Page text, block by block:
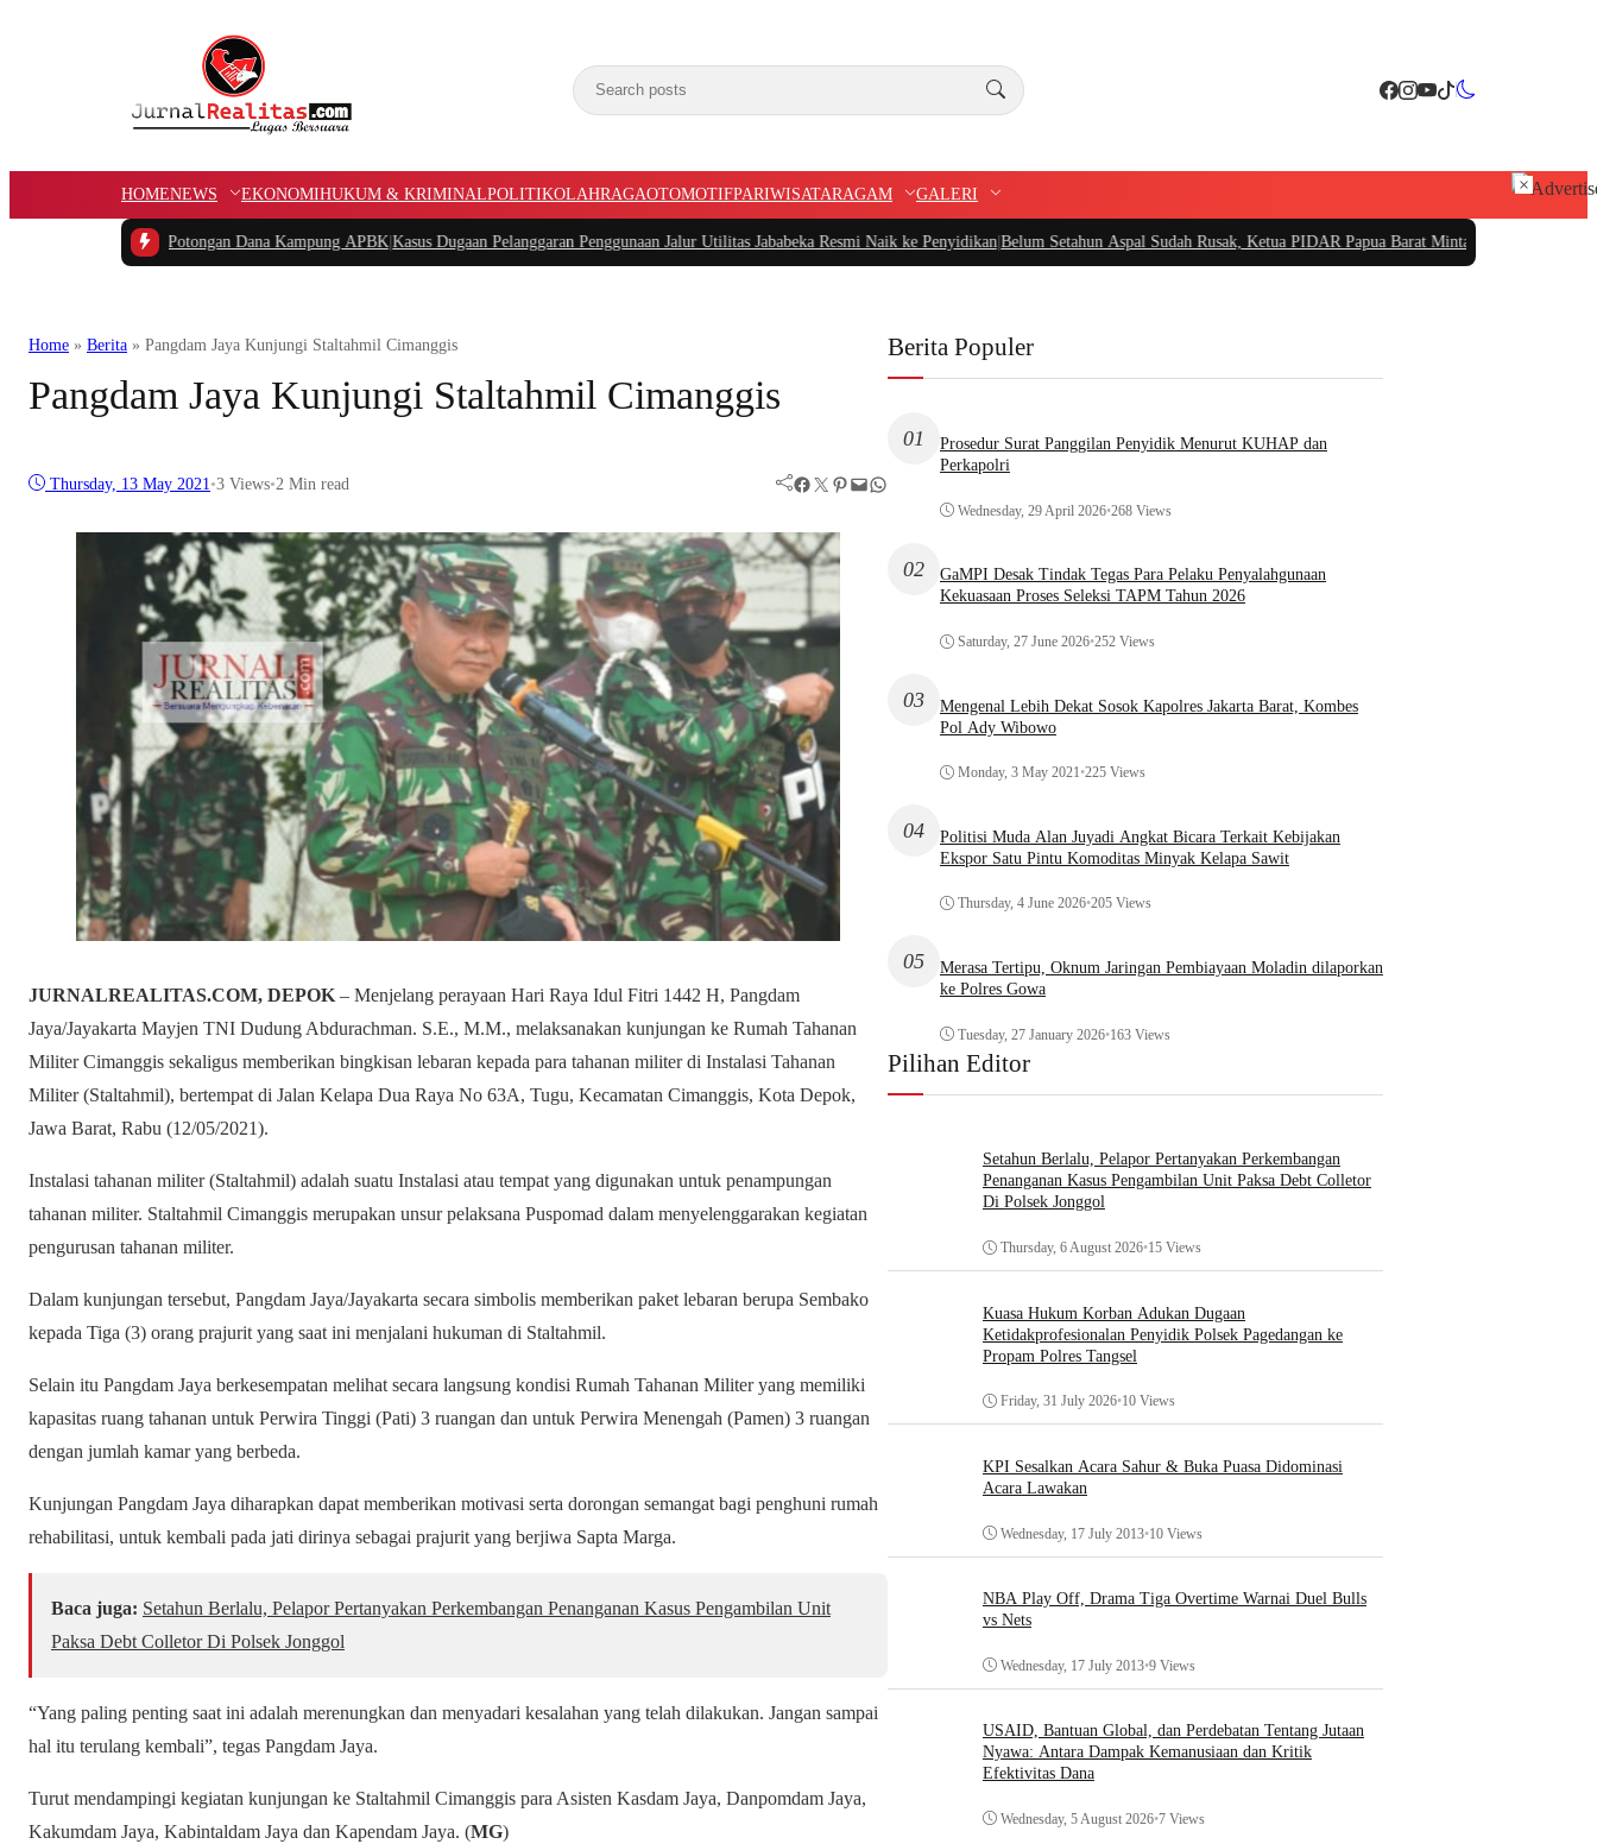
HOMENEWS EKONOMIHUKUM & KRIMINALPOLITIKOLAHRAGAOTOMOTIFPARIWISATARAGAM GALERI
Potongan Dana Kampung APBK|Kasus Dugaan Pelanggaran Penggunaan Jalur Utilitas Jababeka Resmi Naik ke Penyidikan|Belum Setahun Aspal Sudah Rusak, Ketua PIDAR Papua Barat Minta Kajati Papua Periksa PT. Fajar
Home » Berita » Pangdam Jaya Kunjungi Staltahmil Cimanggis
Pangdam Jaya Kunjungi Staltahmil Cimanggis
Thursday, 13 May 2021 •3 Views•2 Min read Facebook Twitter Pinterest Mail WhatsApp
JURNALREALITAS.COM, DEPOK – Menjelang perayaan Hari Raya Idul Fitri 1442 H, Pangdam
Jaya/Jayakarta Mayjen TNI Dudung Abdurachman. S.E., M.M., melaksanakan kunjungan ke Rumah Tahanan
Militer Cimanggis sekaligus memberikan bingkisan lebaran kepada para tahanan militer di Instalasi Tahanan
Militer (Staltahmil), bertempat di Jalan Kelapa Dua Raya No 63A, Tugu, Kecamatan Cimanggis, Kota Depok,
Jawa Barat, Rabu (12/05/2021).
Instalasi tahanan militer (Staltahmil) adalah suatu Instalasi atau tempat yang digunakan untuk penampungan
tahanan militer. Staltahmil Cimanggis merupakan unsur pelaksana Puspomad dalam menyelenggarakan kegiatan
pengurusan tahanan militer.
Dalam kunjungan tersebut, Pangdam Jaya/Jayakarta secara simbolis memberikan paket lebaran berupa Sembako
kepada Tiga (3) orang prajurit yang saat ini menjalani hukuman di Staltahmil.
Selain itu Pangdam Jaya berkesempatan melihat secara langsung kondisi Rumah Tahanan Militer yang memiliki
kapasitas ruang tahanan untuk Perwira Tinggi (Pati) 3 ruangan dan untuk Perwira Menengah (Pamen) 3 ruangan
dengan jumlah kamar yang berbeda.
Kunjungan Pangdam Jaya diharapkan dapat memberikan motivasi serta dorongan semangat bagi penghuni rumah
rehabilitasi, untuk kembali pada jati dirinya sebagai prajurit yang berjiwa Sapta Marga.
Baca juga: Setahun Berlalu, Pelapor Pertanyakan Perkembangan Penanganan Kasus Pengambilan Unit
Paksa Debt Colletor Di Polsek Jonggol
“Yang paling penting saat ini adalah merenungkan dan menyadari kesalahan yang telah dilakukan. Jangan sampai
hal itu terulang kembali”, tegas Pangdam Jaya.
Turut mendampingi kegiatan kunjungan ke Staltahmil Cimanggis para Asisten Kasdam Jaya, Danpomdam Jaya,
Kakumdam Jaya, Kabintaldam Jaya dan Kapendam Jaya. (MG)
Berita Populer
01
Prosedur Surat Panggilan Penyidik Menurut KUHAP dan
Perkapolri
Wednesday, 29 April 2026•268 Views
02
GaMPI Desak Tindak Tegas Para Pelaku Penyalahgunaan
Kekuasaan Proses Seleksi TAPM Tahun 2026
Saturday, 27 June 2026•252 Views
03
Mengenal Lebih Dekat Sosok Kapolres Jakarta Barat, Kombes
Pol Ady Wibowo
Monday, 3 May 2021•225 Views
04
Politisi Muda Alan Juyadi Angkat Bicara Terkait Kebijakan
Ekspor Satu Pintu Komoditas Minyak Kelapa Sawit
Thursday, 4 June 2026•205 Views
05
Merasa Tertipu, Oknum Jaringan Pembiayaan Moladin dilaporkan
ke Polres Gowa
Tuesday, 27 January 2026•163 Views
Pilihan Editor
Setahun Berlalu, Pelapor Pertanyakan Perkembangan
Penanganan Kasus Pengambilan Unit Paksa Debt Colletor
Di Polsek Jonggol
Thursday, 6 August 2026•15 Views
Kuasa Hukum Korban Adukan Dugaan
Ketidakprofesionalan Penyidik Polsek Pagedangan ke
Propam Polres Tangsel
Friday, 31 July 2026•10 Views
KPI Sesalkan Acara Sahur & Buka Puasa Didominasi
Acara Lawakan
Wednesday, 17 July 2013•10 Views
NBA Play Off, Drama Tiga Overtime Warnai Duel Bulls
vs Nets
Wednesday, 17 July 2013•9 Views
USAID, Bantuan Global, dan Perdebatan Tentang Jutaan
Nyawa: Antara Dampak Kemanusiaan dan Kritik
Efektivitas Dana
Wednesday, 5 August 2026•7 Views
×